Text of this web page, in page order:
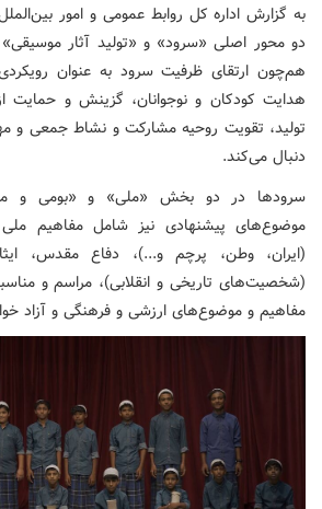
به گزارش اداره کل روابط عمومی و امور
دو محور اصلی «سرود» و «تولید آثار
هم‌چون ارتقای ظرفیت سرود به عنوان رویکردی
هدایت کودکان و نوجوانان، گزینش و حمایت
تولید، تقویت روحیه مشارکت و نشاط جمعی و
دنبال می‌کند.
سرودها در دو بخش «ملی» و «بومی و
موضوع‌های پیشنهادی نیز شامل مفاهیم
(ایران، وطن، پرچم و...)، دفاع مقدس،
(شخصیت‌های تاریخی و انقلابی)، مراسم و
مفاهیم و موضوع‌های ارزشی و فرهنگی و آزاد